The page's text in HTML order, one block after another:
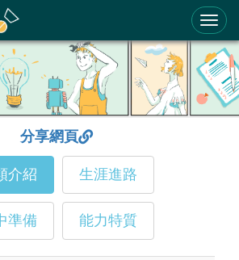
中育才輔助系統
分享網頁
介紹 生涯進路
準備 能力特質